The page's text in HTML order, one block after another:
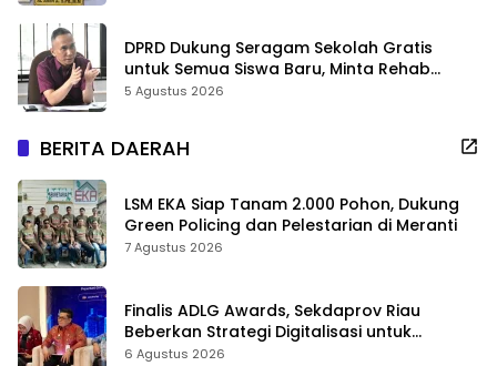
DPRD Dukung Seragam Sekolah Gratis
untuk Semua Siswa Baru, Minta Rehab
Sekolah Jangan Dikurangi
5 Agustus 2026
BERITA DAERAH
LSM EKA Siap Tanam 2.000 Pohon, Dukung
Green Policing dan Pelestarian di Meranti
7 Agustus 2026
Finalis ADLG Awards, Sekdaprov Riau
Beberkan Strategi Digitalisasi untuk
Tingkatkan Layanan Publik
6 Agustus 2026